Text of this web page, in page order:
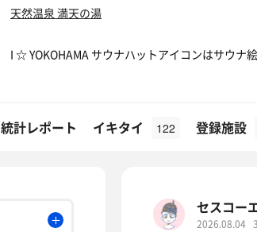
天然温泉 満天の湯
I ☆ YOKOHAMA サウナハットアイコンはサウ
統計レポート イキタイ 122 登録施設
セスコー
2026.08.04